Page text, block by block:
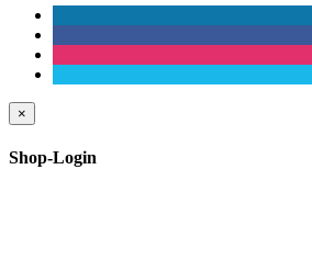
×
Shop-Login